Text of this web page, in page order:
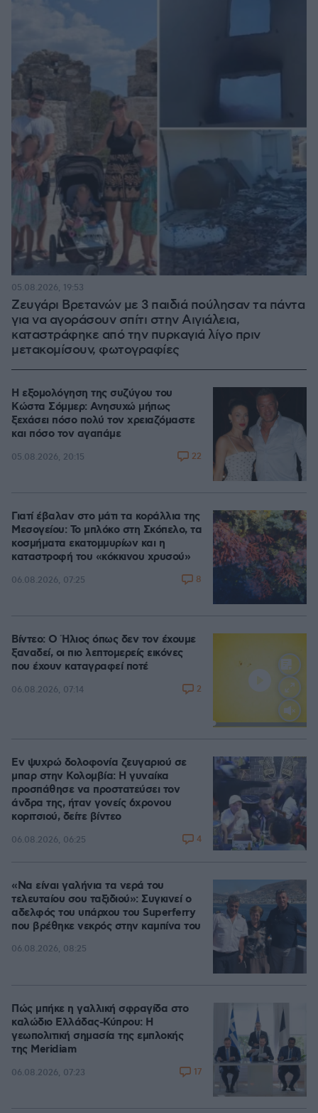
Ζευγάρι Βρετανών με 3 παιδιά πούλησαν τα πάντα
για να αγοράσουν σπίτι στην Αιγιάλεια,
καταστράφηκε από την πυρκαγιά λίγο πριν
μετακομίσουν, φωτογραφίες
05.08.2026, 19:53
Η εξομολόγηση της συζύγου του
Κώστα Σόμμερ: Ανησυχώ μήπως
ξεχάσει πόσο πολύ τον χρειαζόμαστε
και πόσο τον αγαπάμε
05.08.2026, 20:15 22
Γιατί έβαλαν στο μάτι τα κοράλλια της
Μεσογείου: Το μπλόκο στη Σκόπελο, τα
κοσμήματα εκατομμυρίων και η
καταστροφή του «κόκκινου χρυσού»
06.08.2026, 07:25 8
Loaded:
Βίντεο: Ο Ήλιος όπως δεν τον έχουμε
ξαναδεί, οι πιο λεπτομερείς εικόνες
που έχουν καταγραφεί ποτέ
06.08.2026, 07:14 2
Εν ψυχρώ δολοφονία ζευγαριού σε
μπαρ στην Κολομβία: Η γυναίκα
προσπάθησε να προστατεύσει τον
άνδρα της, ήταν γονείς 6χρονου
κοριτσιού, δείτε βίντεο
06.08.2026, 06:25 4
«Να είναι γαλήνια τα νερά του
τελευταίου σου ταξιδιού»: Συγκινεί ο
αδελφός του υπάρχου του Superferry
που βρέθηκε νεκρός στην καμπίνα του
06.08.2026, 08:25
Πώς μπήκε η γαλλική σφραγίδα στο
καλώδιο Ελλάδας-Κύπρου: Η
γεωπολιτική σημασία της εμπλοκής
της Meridiam
06.08.2026, 07:23 17